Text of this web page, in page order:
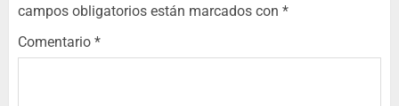
campos obligatorios están marcados con *
Comentario *